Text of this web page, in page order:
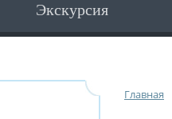
Экскурсия
Главная